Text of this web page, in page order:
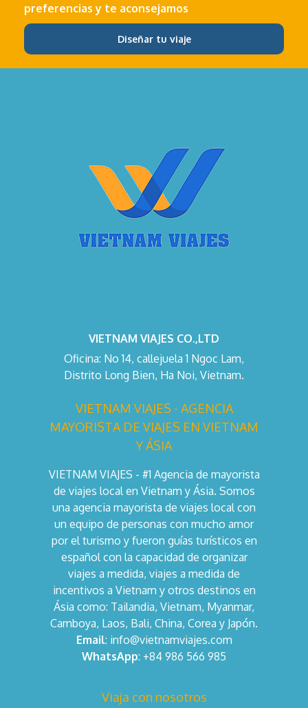
preferencias y te aconsejamos
Diseñar tu viaje
VIETNAM VIAJES CO.,LTD
Oficina: No 14, callejuela 1 Ngoc Lam,
Distrito Long Bien, Ha Noi, Vietnam.
VIETNAM VIAJES - AGENCIA
MAYORISTA DE VIAJES EN VIETNAM
Y ÁSIA
VIETNAM VIAJES - #1 Agencia de mayorista
de viajes local en Vietnam y Ásia. Somos
una agencia mayorista de viajes local con
un equipo de personas con mucho amor
por el turismo y fueron guías turísticos en
español con la capacidad de organizar
viajes a medida, viajes a medida de
incentivos a Vietnam y otros destinos en
Ásia como: Tailandia, Vietnam, Myanmar,
Camboya, Laos, Bali, China, Corea y Japón.
Email: info@vietnamviajes.com
WhatsApp: +84 986 566 985
Viaja con nosotros